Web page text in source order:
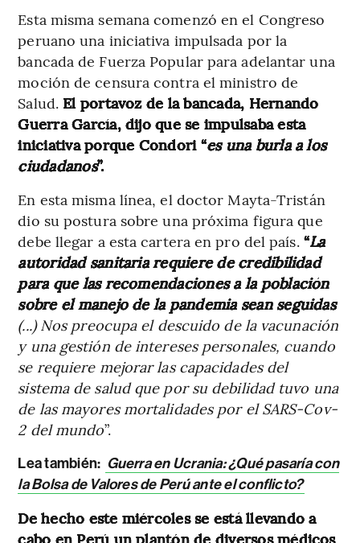
Esta misma semana comenzó en el Congreso
peruano una iniciativa impulsada por la
bancada de Fuerza Popular para adelantar una
moción de censura contra el ministro de
Salud. El portavoz de la bancada, Hernando
Guerra García, dijo que se impulsaba esta
iniciativa porque Condori “es una burla a los
ciudadanos”.
En esta misma línea, el doctor Mayta-Tristán
dio su postura sobre una próxima figura que
debe llegar a esta cartera en pro del país. “La
autoridad sanitaria requiere de credibilidad
para que las recomendaciones a la población
sobre el manejo de la pandemia sean seguidas
(...) Nos preocupa el descuido de la vacunación
y una gestión de intereses personales, cuando
se requiere mejorar las capacidades del
sistema de salud que por su debilidad tuvo una
de las mayores mortalidades por el SARS-Cov-
2 del mundo”.
Lea también: Guerra en Ucrania: ¿Qué pasaría con
la Bolsa de Valores de Perú ante el conflicto?
De hecho este miércoles se está llevando a
cabo en Perú un plantón de diversos médicos